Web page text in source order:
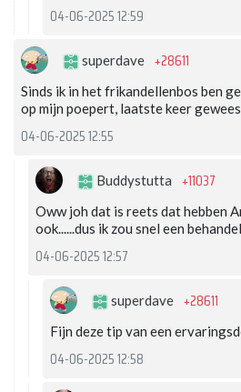
04-06-2025 12:59
superdave +28611
Sinds ik in het frikandellenbos ben
op mijn poepert, laatste keer
04-06-2025 12:55
Buddystutta +11037
Oww joh dat is reets dat hebben
ook......dus ik zou snel een
04-06-2025 12:57
superdave +28611
Fijn deze tip van een
04-06-2025 12:58